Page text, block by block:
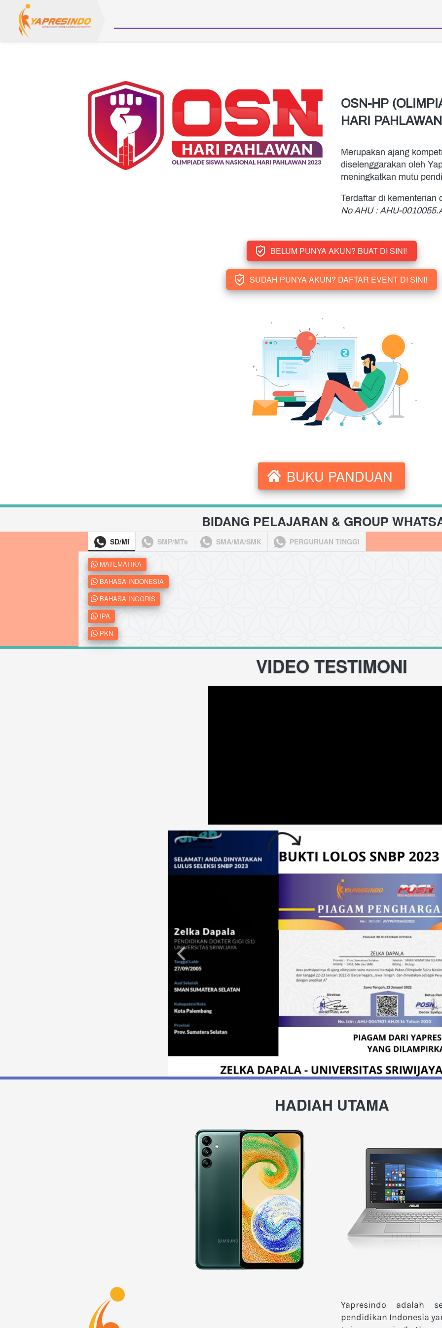
OSN-HP
HARI
Merupakan ajang
diselenggarakan oleh
meningkatkan mutu
Terdaftar di kementerian
No AHU : AHU-
` BELUM PUNYA AKUN? BUAT DI SINI!
` SUDAH PUNYA AKUN? DAFTAR EVENT DI SINI!
` BUKU PANDUAN
BIDANG PELAJARAN & GROUP
SD/MI SMP/MTs SMA/MA/SMK PERGURUAN TINGGI
` MATEMATIKA
` BAHASA INDONESIA
` BAHASA INGGRIS
` IPA
` PKN
VIDEO TESTIMONI
HADIAH UTAMA
Yapresindo adalah
pendidikan Indonesia